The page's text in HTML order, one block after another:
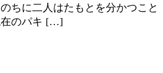
ちに二人はたもとを分かつこと
在のパキ […]